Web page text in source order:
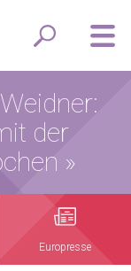
der
»
Europresse